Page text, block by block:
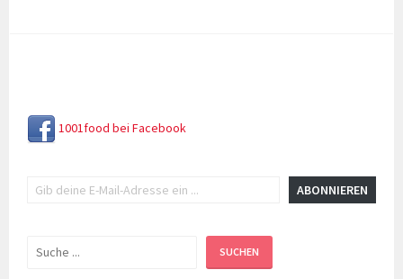
1001food bei Facebook
ABONNIEREN
Suchen SUCHEN